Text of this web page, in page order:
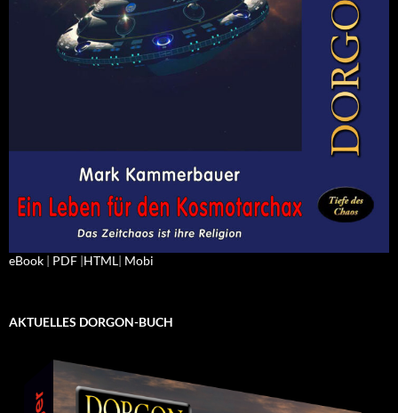
eBook | PDF |HTML| Mobi
AKTUELLES DORGON-BUCH